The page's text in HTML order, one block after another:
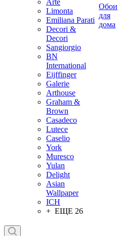
Arte
Limonta
Emiliana Parati
Decori &
Decori
Sangiorgio
BN
International
Eijffinger
Galerie
Arthouse
Graham &
Brown
Casadeco
Lutece
Caselio
York
Muresco
Yulan
Delight
Asian
Wallpaper
ICH
+ ЕЩЕ 26
Обои
для
дома